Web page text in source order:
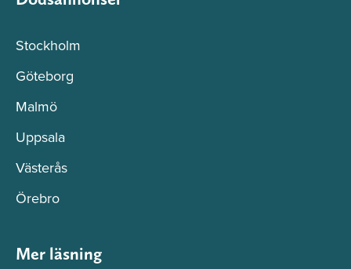
Stockholm
Göteborg
Malmö
Uppsala
Västerås
Örebro
Mer läsning